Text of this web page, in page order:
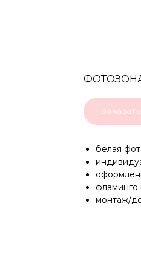
Заказать
белая
фламинго
монтаж/